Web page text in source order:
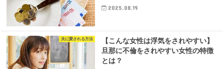
2025.08.19
夫に愛される方法
【こんな女性は浮気をされやすい】
旦那に不倫をされやすい女性の特徴
とは？